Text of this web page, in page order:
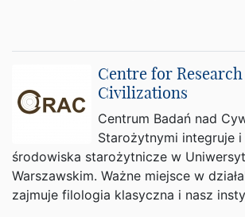
Centre for
Civilizations
Centrum Badań nad
Starożytnymi integruje
środowiska starożytnicze w
Warszawskim. Ważne miejsce w
zajmuje filologia klasyczna i nasz